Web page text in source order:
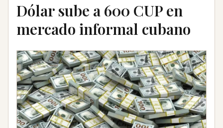
Dólar sube a 600 CUP en
mercado informal cubano